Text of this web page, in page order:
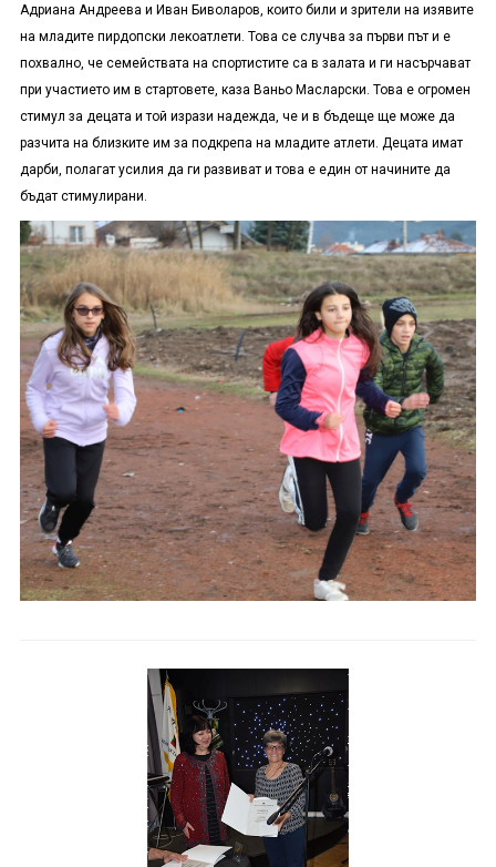
Адриана Андреева и Иван Биволаров, които били и зрители на изявите
на младите пирдопски лекоатлети. Това се случва за първи път и е
похвално, че семействата на спортистите са в залата и ги насърчават
при участието им в стартовете, каза Ваньо Масларски. Това е огромен
стимул за децата и той изрази надежда, че и в бъдеще ще може да
разчита на близките им за подкрепа на младите атлети. Децата имат
дарби, полагат усилия да ги развиват и това е един от начините да
бъдат стимулирани.